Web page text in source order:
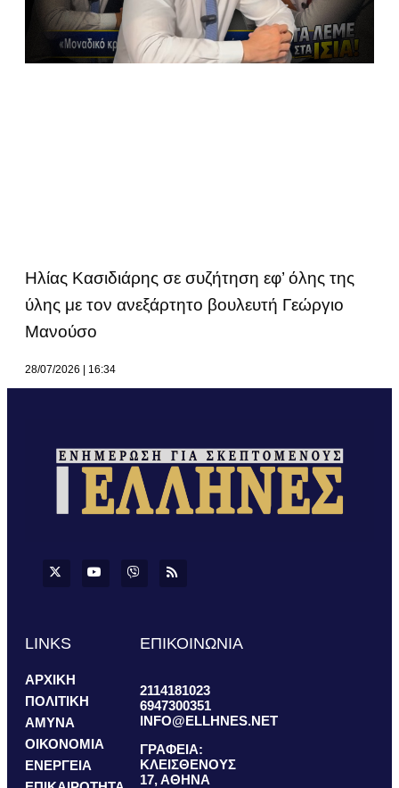
Ηλίας Κασιδιάρης σε συζήτηση εφ’ όλης της
ύλης με τον ανεξάρτητο βουλευτή Γεώργιο
Μανούσο
28/07/2026 16:34
LINKS
ΑΡΧΙΚΗ
ΠΟΛΙΤΙΚΗ
ΑΜΥΝΑ
ΟΙΚΟΝΟΜΙΑ
ΕΝΕΡΓΕΙΑ
ΕΠΙΚΟΙΝΩΝΙΑ
2114181023
6947300351
INFO@ELLHNES.NET
ΓΡΑΦΕΙΑ:
ΚΛΕΙΣΘΕΝΟΥΣ
17, ΑΘΗΝΑ